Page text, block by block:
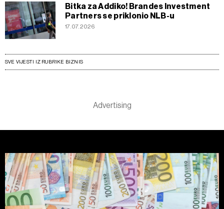
Bitka za Addiko! Brandes Investment
Partners se priklonio NLB-u
17.07.2026
SVE VIJESTI IZ RUBRIKE BIZNIS